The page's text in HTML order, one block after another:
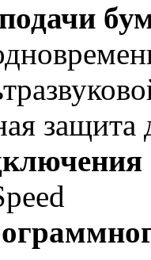
защита